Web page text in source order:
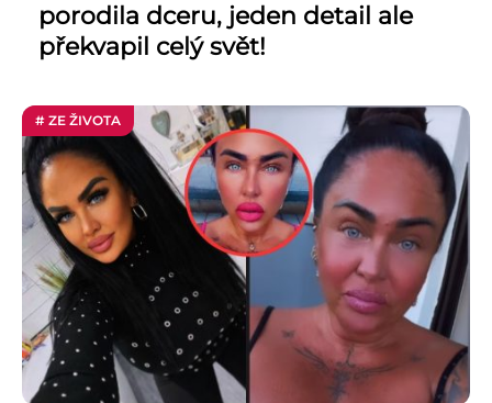
porodila dceru, jeden detail ale
překvapil celý svět!
# ZE ŽIVOTA